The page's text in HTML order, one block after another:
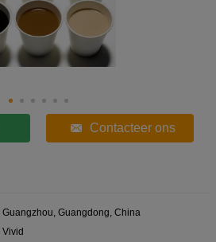
Contacteer ons
Guangzhou, Guangdong, China
Vivid